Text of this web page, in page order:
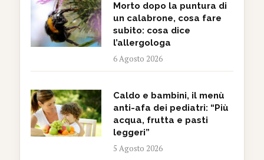
Morto dopo la puntura di
un calabrone, cosa fare
subito: cosa dice
l’allergologa
6 Agosto 2026
Caldo e bambini, il menù
anti-afa dei pediatri: “Più
acqua, frutta e pasti
leggeri”
5 Agosto 2026